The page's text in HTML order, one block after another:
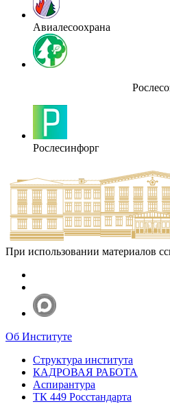
Авиалесоохрана
Рослесинфорг
При использовании материалов
Об Институте
Структура института
КАДРОВАЯ РАБОТА
Аспирантура
ТК 449 Росстандарта